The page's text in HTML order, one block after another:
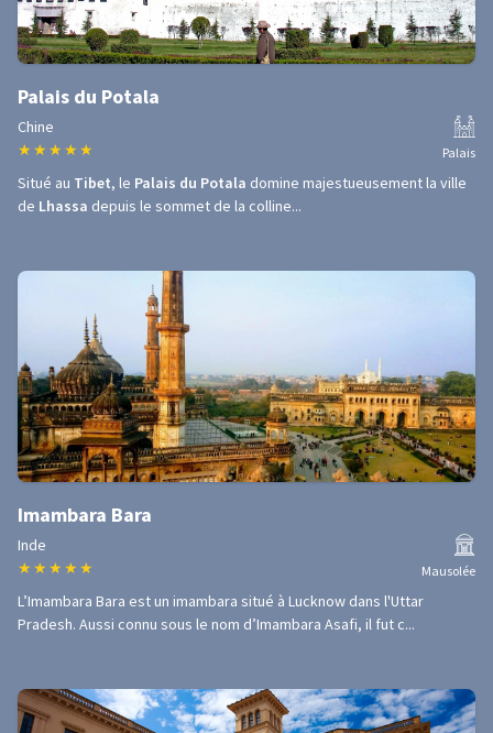
Palais du Potala
Chine
★ ★ ★ ★ ★ Palais
Situé au Tibet, le Palais du Potala domine majestueusement la ville
de Lhassa depuis le sommet de la colline...
Imambara Bara
Inde
★ ★ ★ ★ ★ Mausolée
L’Imambara Bara est un imambara situé à Lucknow dans l'Uttar
Pradesh. Aussi connu sous le nom d’Imambara Asafi, il fut c...